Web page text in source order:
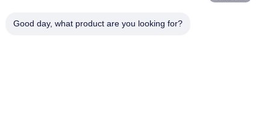
Good day, what product are you looking for?